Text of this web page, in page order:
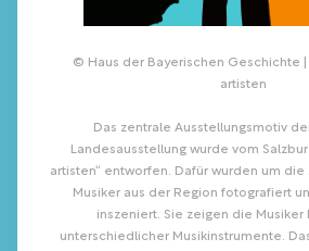
© Haus der Bayerischen Geschichte |
artisten
Das zentrale Ausstellungsmotiv
Landesausstellung wurde vom
artisten“ entworfen. Dafür wurden um die
Musiker aus der Region fotografiert
inszeniert. Sie zeigen die Musiker
unterschiedlicher Musikinstrumente.